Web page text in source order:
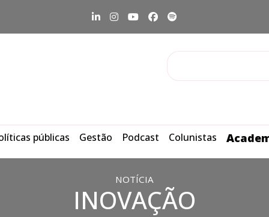
públicas Gestão Podcast Colunistas
NOTÍCIA
INOVAÇÃO